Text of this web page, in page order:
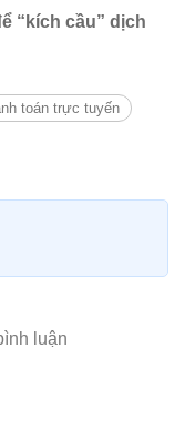
“kích cầu” dịch
toán trực tuyến